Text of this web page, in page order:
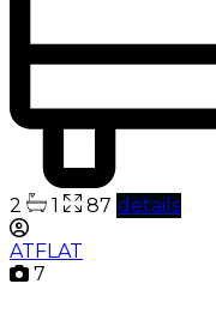
2 1 87 details
ATFLAT
7